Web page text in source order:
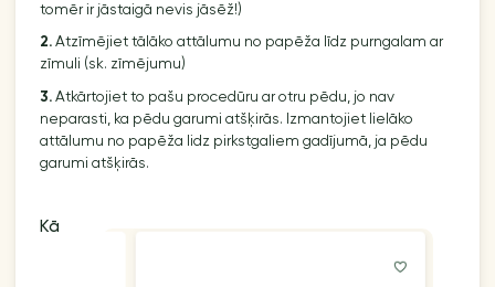
tomēr ir jāstaigā nevis jāsēž!)
2.Atzīmējiet tālāko attālumu no papēža līdz purngalam ar
zīmuli (sk. zīmējumu)
3.Atkārtojiet to pašu procedūru ar otru pēdu, jo nav
neparasti, ka pēdu garumi atšķirās. Izmantojiet lielāko
attālumu no papēža lidz pirkstgaliem gadījumā, ja pēdu
garumi atšķirās.
Kā